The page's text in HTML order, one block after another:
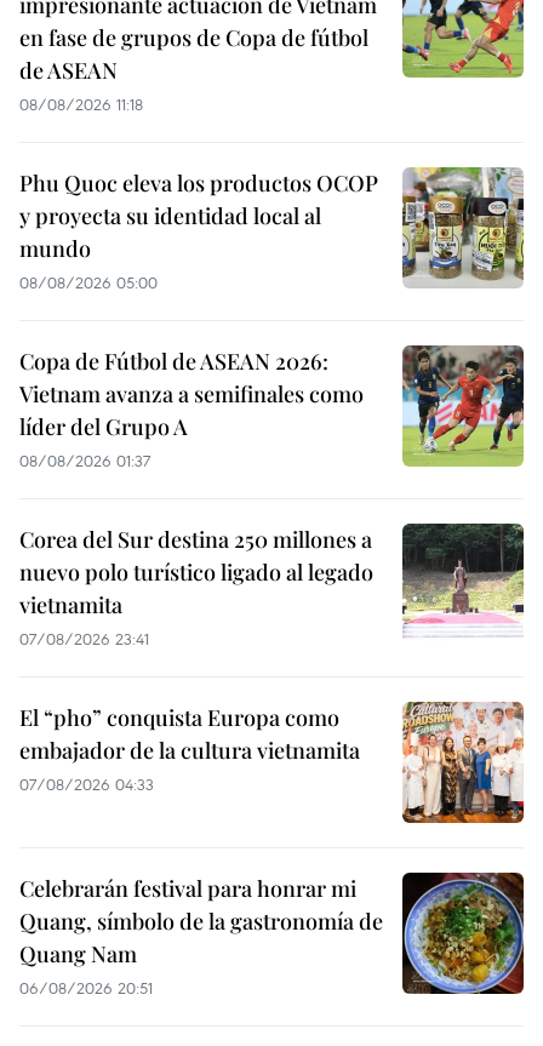
en fase de grupos de Copa de fútbol
de ASEAN
08/08/2026 11:18
Phu Quoc eleva los productos OCOP
y proyecta su identidad local al
mundo
08/08/2026 05:00
Copa de Fútbol de ASEAN 2026:
Vietnam avanza a semifinales como
líder del Grupo A
08/08/2026 01:37
Corea del Sur destina 250 millones a
nuevo polo turístico ligado al legado
vietnamita
07/08/2026 23:41
El “pho” conquista Europa como
embajador de la cultura vietnamita
07/08/2026 04:33
Celebrarán festival para honrar mi
Quang, símbolo de la gastronomía de
Quang Nam
06/08/2026 20:51